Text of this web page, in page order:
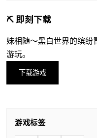
⛏️ 即刻下载
妹相随～黑白世界的缤纷
游玩。
下载游戏
游戏标签